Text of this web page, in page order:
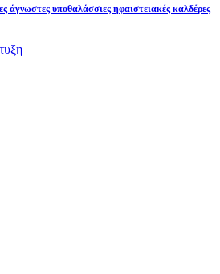
άγνωστες υποθαλάσσιες ηφαιστειακές καλδέρες